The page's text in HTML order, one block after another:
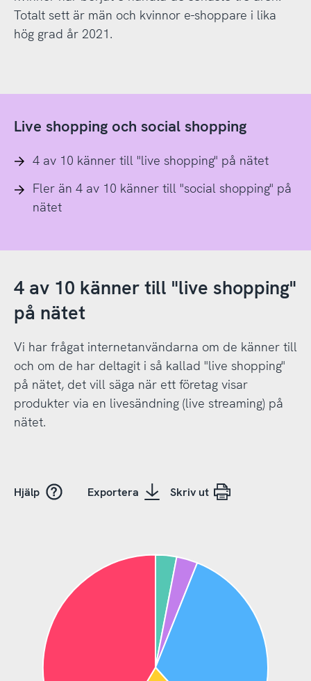
Totalt sett är män och kvinnor e-shoppare i lika
hög grad år 2021.
Live shopping och social shopping
4 av 10 känner till "live shopping" på nätet
Fler än 4 av 10 känner till "social shopping" på
nätet
4 av 10 känner till "live shopping"
på nätet
Vi har frågat internetanvändarna om de känner till
och om de har deltagit i så kallad "live shopping"
på nätet, det vill säga när ett företag visar
produkter via en livesändning (live streaming) på
nätet.
Hjälp Exportera Skriv ut